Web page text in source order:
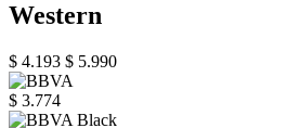
Western
$ 4.193 $ 5.990
$ 3.774